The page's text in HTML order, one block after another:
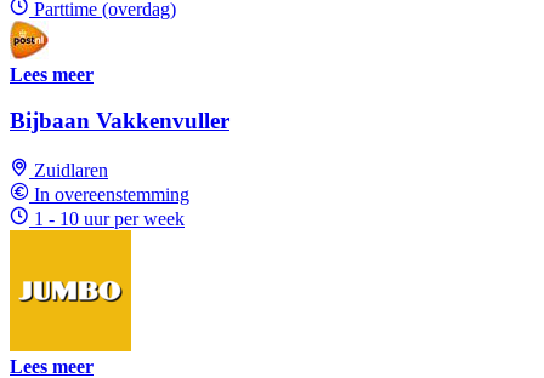
Parttime (overdag)
Lees meer
Bijbaan Vakkenvuller
Zuidlaren
In overeenstemming
1 - 10 uur per week
Lees meer